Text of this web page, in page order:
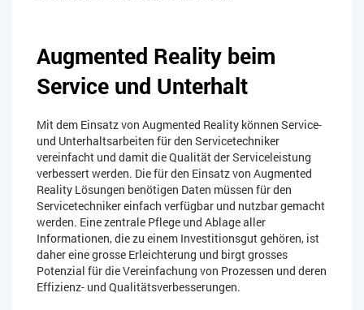
Augmented Reality beim
Service und Unterhalt
Mit dem Einsatz von Augmented Reality können Service-
und Unterhaltsarbeiten für den Servicetechniker
vereinfacht und damit die Qualität der Serviceleistung
verbessert werden. Die für den Einsatz von Augmented
Reality Lösungen benötigen Daten müssen für den
Servicetechniker einfach verfügbar und nutzbar gemacht
werden. Eine zentrale Pflege und Ablage aller
Informationen, die zu einem Investitionsgut gehören, ist
daher eine grosse Erleichterung und birgt grosses
Potenzial für die Vereinfachung von Prozessen und deren
Effizienz- und Qualitätsverbesserungen.